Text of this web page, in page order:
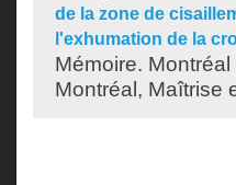
de la zone de
l'exhumation de la
Mémoire.
Montréal, Maîtrise